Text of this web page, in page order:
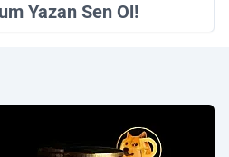
Yazan Sen Ol!